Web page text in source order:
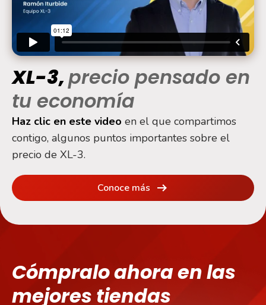
XL-3,precio pensado en
tu economía
Haz clic en este video en el que compartimos
contigo, algunos puntos importantes sobre el
precio de XL-3.
Conoce más
Cómpralo ahora en las
mejores tiendas